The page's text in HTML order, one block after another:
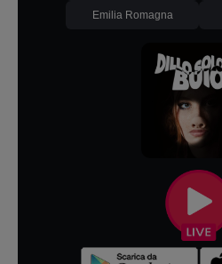
Emilia Romagna